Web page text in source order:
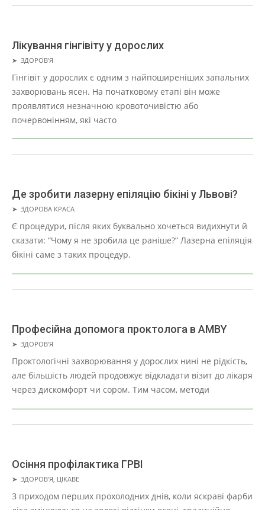
Лікування гінгівіту у дорослих
2025-
12-
➤ ЗДОРОВ'Я
Гінгівіт у дорослих є одним з найпоширеніших запальних
захворювань ясен. На початковому етапі він може
проявлятися незначною кровоточивістю або
почервонінням, які часто
Де зробити лазерну епіляцію бікіні у Львові?
2025-
12-
10
➤ ЗДОРОВА КРАСА
Є процедури, після яких буквально хочеться видихнути й
сказати: “Чому я не зробила це раніше?” Лазерна епіляція
бікіні саме з таких процедур.
Професійна допомога проктолога в AMBY
2025-
11-
27
➤ ЗДОРОВ'Я
Проктологічні захворювання у дорослих нині не рідкість,
але більшість людей продовжує відкладати візит до лікаря
через дискомфорт чи сором. Тим часом, методи
Осіння профілактика ГРВІ
2025-
11-
21
➤ ЗДОРОВ'Я ЦІКАВЕ
З приходом перших прохолодних днів, коли яскраві фарби